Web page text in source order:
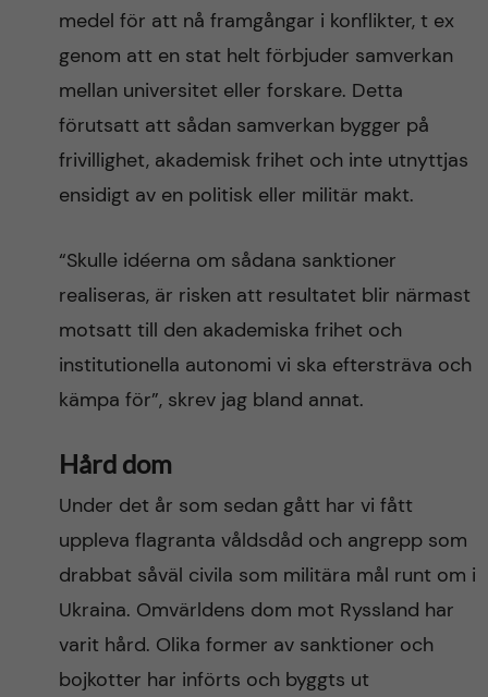
medel för att nå framgångar i konflikter, t ex
genom att en stat helt förbjuder samverkan
mellan universitet eller forskare. Detta
förutsatt att sådan samverkan bygger på
frivillighet, akademisk frihet och inte utnyttjas
ensidigt av en politisk eller militär makt.
“Skulle idéerna om sådana sanktioner
realiseras, är risken att resultatet blir närmast
motsatt till den akademiska frihet och
institutionella autonomi vi ska eftersträva och
kämpa för”, skrev jag bland annat.
Hård dom
Under det år som sedan gått har vi fått
uppleva flagranta våldsdåd och angrepp som
drabbat såväl civila som militära mål runt om i
Ukraina. Omvärldens dom mot Ryssland har
varit hård. Olika former av sanktioner och
bojkotter har införts och byggts ut